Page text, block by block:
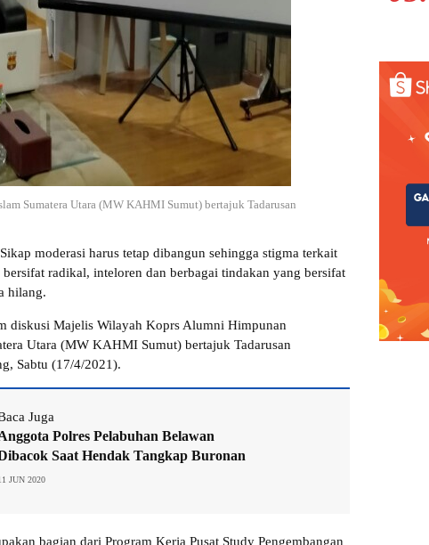
Sumatera Utara (MW KAHMI Sumut) bertajuk Tadarusan
moderasi harus tetap dibangun sehingga stigma terkait
radikal, inteloren dan berbagai tindakan yang bersifat
hilang.
diskusi Majelis Wilayah Koprs Alumni Himpunan
Utara (MW KAHMI Sumut) bertajuk Tadarusan
Sabtu (17/4/2021).
Juga
Polres Pelabuhan Belawan
Saat Hendak Tangkap Buronan
JUN 2020
bagian dari Program Kerja Pusat Study Pengembangan